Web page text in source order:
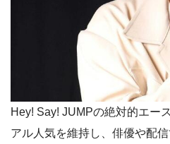
Hey! Say! JUMPの絶対的エー
アル人気を維持し、俳優や配信